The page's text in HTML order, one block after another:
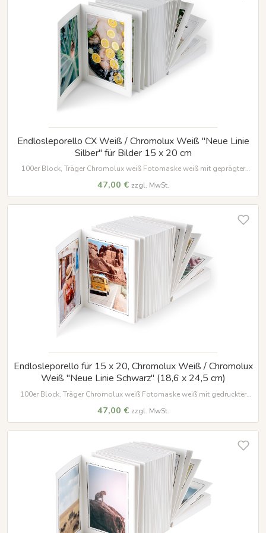
Endlosleporello CX Weiß / Chromolux Weiß "Neue Linie
Silber" für Bilder 15 x 20 cm
100er Block, Träger Chromolux weiß Fotomaske weiß mit geprägter
47,00 € zzgl. MwSt.
Endlosleporello für 15 x 20, Chromolux Weiß / Chromolux
Weiß "Neue Linie Schwarz" (18,6 x 24,5 cm)
100er Block, Träger Chromolux weiß Fotomaske weiß mit gedruckter
47,00 € zzgl. MwSt.